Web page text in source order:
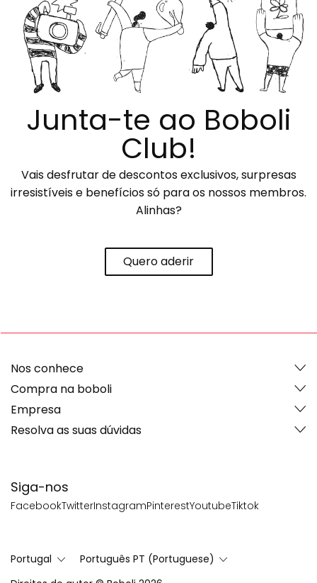
Junta-te ao Boboli
Club!
Vais desfrutar de descontos exclusivos, surpresas
irresistíveis e benefícios só para os nossos membros.
Alinhas?
Quero aderir
Siga-nos
FacebookTwitterInstagramPinterestYoutubeTiktok
Nos conhece
Compra na boboli
Empresa
Resolva as suas dúvidas
Portugal
Português PT (Portuguese)